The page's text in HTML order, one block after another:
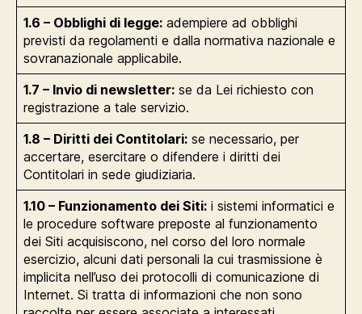
1.6 – Obblighi di legge: adempiere ad obblighi
previsti da regolamenti e dalla normativa nazionale e
sovranazionale applicabile.
1.7 – Invio di newsletter: se da Lei richiesto con
registrazione a tale servizio.
1.8 – Diritti dei Contitolari: se necessario, per
accertare, esercitare o difendere i diritti dei
Contitolari in sede giudiziaria.
1.10 – Funzionamento dei Siti: i sistemi informatici e
le procedure software preposte al funzionamento
dei Siti acquisiscono, nel corso del loro normale
esercizio, alcuni dati personali la cui trasmissione è
implicita nell’uso dei protocolli di comunicazione di
Internet. Si tratta di informazioni che non sono